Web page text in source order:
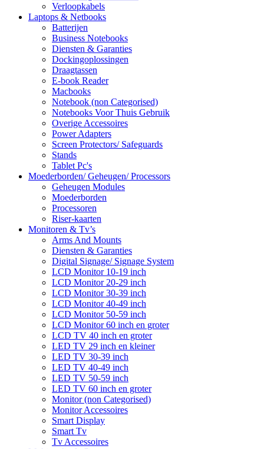
Verloopkabels
Laptops & Netbooks
Batterijen
Business Notebooks
Diensten & Garanties
Dockingoplossingen
Draagtassen
E-book Reader
Macbooks
Notebook (non Categorised)
Notebooks Voor Thuis Gebruik
Overige Accessoires
Power Adapters
Screen Protectors/ Safeguards
Stands
Tablet Pc's
Moederborden/ Geheugen/ Processors
Geheugen Modules
Moederborden
Processoren
Riser-kaarten
Monitoren & Tv’s
Arms And Mounts
Diensten & Garanties
Digital Signage/ Signage System
LCD Monitor 10-19 inch
LCD Monitor 20-29 inch
LCD Monitor 30-39 inch
LCD Monitor 40-49 inch
LCD Monitor 50-59 inch
LCD Monitor 60 inch en groter
LCD TV 40 inch en groter
LED TV 29 inch en kleiner
LED TV 30-39 inch
LED TV 40-49 inch
LED TV 50-59 inch
LED TV 60 inch en groter
Monitor (non Categorised)
Monitor Accessoires
Smart Display
Smart Tv
Tv Accessoires